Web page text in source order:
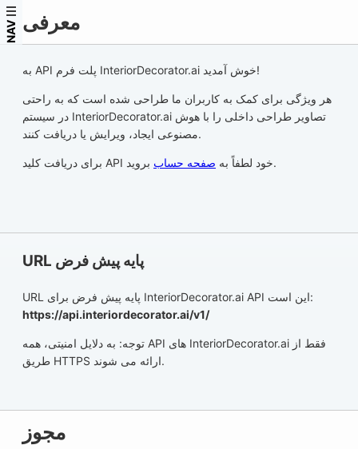
NAV معرفی
به API پلت فرم InteriorDecorator.ai خوش آمدید!
هر ویژگی برای کمک به کاربران ما طراحی شده است که به راحتی
در سیستم InteriorDecorator.ai تصاویر طراحی داخلی را با هوش
مصنوعی ایجاد، ویرایش یا دریافت کنند.
برای دریافت کلید API خود لطفاً به صفحه حساب بروید.
URL پایه پیش فرض
URL پایه پیش فرض برای InteriorDecorator.ai API این است:
https://api.interiordecorator.ai/v1/
توجه: به دلایل امنیتی، همه API های InteriorDecorator.ai فقط از
طریق HTTPS ارائه می شوند.
مجوز